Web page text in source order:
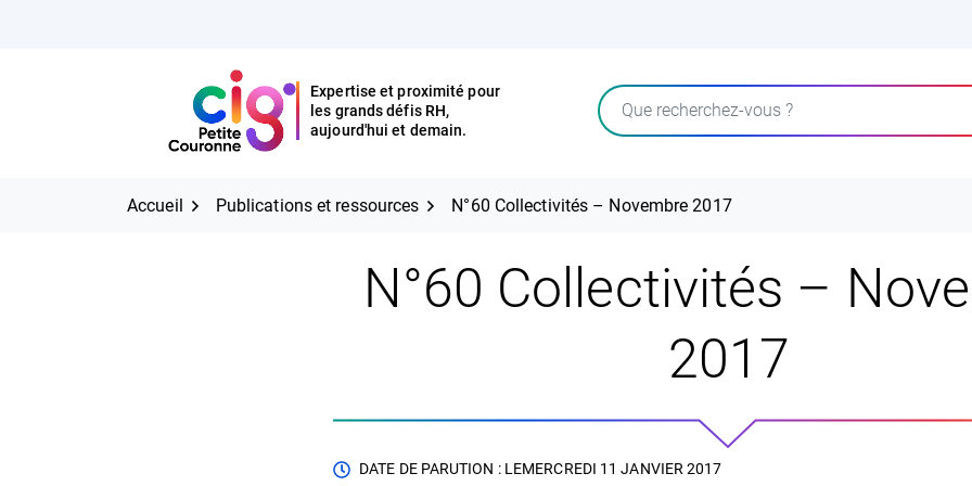
CIG Petite Couronne
Expertise et proximité pour
les grands défis RH,
aujourd'hui et demain.
Rechercher
CIG Petite Couronne
Expertise et proximité pour
les grands défis RH,
aujourd'hui et demain.
Accueil Publications et ressources N°60 Collectivités – Novembre 2017
N°60 Collectivités –
2017
DATE DE PARUTION : LEMERCREDI 11 JANVIER 2017